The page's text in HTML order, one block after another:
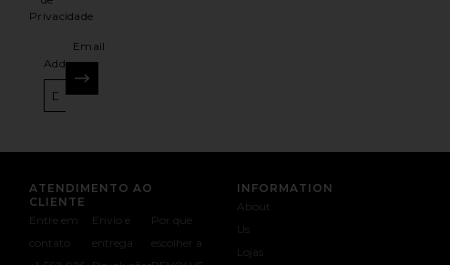
Privacidade
Email
Address
ATENDIMENTO AO
CLIENTE
Entre em
contato
Envio e
entrega
Por que
escolher a
INFORMATION
About
Us
Lojas